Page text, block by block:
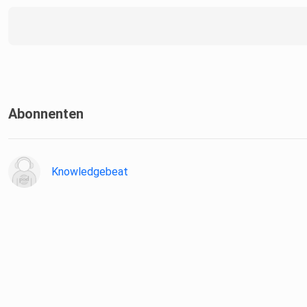
Abonnenten
Knowledgebeat